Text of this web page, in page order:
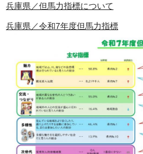
兵庫県／但馬力指標について
兵庫県／令和7年度但馬力指標